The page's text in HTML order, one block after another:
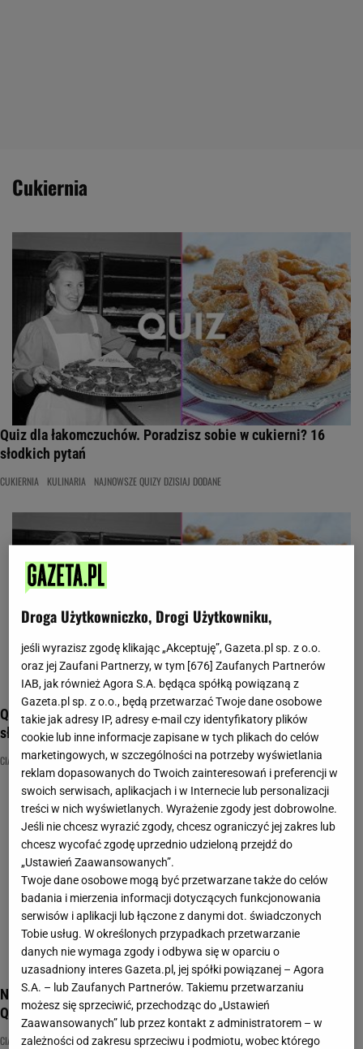
cukiernia
Quiz dla łakomczuchów. Poradzisz sobie w cukierni? 16
słodkich pytań
CUKIERNIA KULINARIA NAJNOWSZE QUIZY DZISIAJ DODANE
Quiz dla łakomczuchów. Poradzisz sobie w cukierni? 16
słodkich pytań
CIASTO CUKIERNIA DESERY
Najpyszniejsze ciasta. Rozpoznasz je po jednym kawałku?
Quiz dla łasucha
CIASTA DOMOWE CUKIERNIA KUCHNIA
Droga Użytkowniczko, Drogi Użytkowniku,
jeśli wyrazisz zgodę klikając „Akceptuję”, Gazeta.pl sp. z o.o.
oraz jej Zaufani Partnerzy, w tym [676] Zaufanych Partnerów
IAB, jak również Agora S.A. będąca spółką powiązaną z
Gazeta.pl sp. z o.o., będą przetwarzać Twoje dane osobowe
takie jak adresy IP, adresy e-mail czy identyfikatory plików
cookie lub inne informacje zapisane w tych plikach do celów
marketingowych, w szczególności na potrzeby wyświetlania
reklam dopasowanych do Twoich zainteresowań i preferencji w
swoich serwisach, aplikacjach i w Internecie lub personalizacji
treści w nich wyświetlanych. Wyrażenie zgody jest dobrowolne.
Jeśli nie chcesz wyrazić zgody, chcesz ograniczyć jej zakres lub
chcesz wycofać zgodę uprzednio udzieloną przejdź do
„Ustawień Zaawansowanych”.
Twoje dane osobowe mogą być przetwarzane także do celów
badania i mierzenia informacji dotyczących funkcjonowania
serwisów i aplikacji lub łączone z danymi dot. świadczonych
Tobie usług. W określonych przypadkach przetwarzanie
danych nie wymaga zgody i odbywa się w oparciu o
uzasadniony interes Gazeta.pl, jej spółki powiązanej – Agora
S.A. – lub Zaufanych Partnerów. Takiemu przetwarzaniu
możesz się sprzeciwić, przechodząc do „Ustawień
Zaawansowanych” lub przez kontakt z administratorem – w
zależności od zakresu sprzeciwu i podmiotu, wobec którego